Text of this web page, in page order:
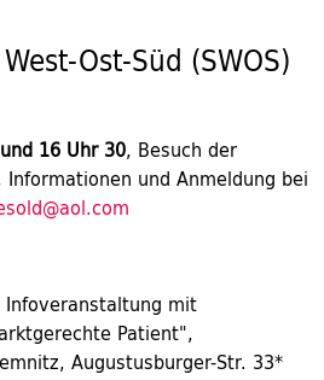
Ost-Süd (SWOS)
16 Uhr 30, Besuch der
und Anmeldung bei
mit
Patient",
Augustusburger-Str. 33*